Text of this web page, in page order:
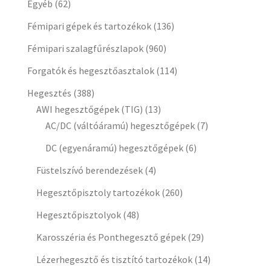
Egyéb (62)
Fémipari gépek és tartozékok (136)
Fémipari szalagfűrészlapok (960)
Forgatók és hegesztőasztalok (114)
Hegesztés (388)
AWI hegesztőgépek (TIG) (13)
AC/DC (váltóáramú) hegesztőgépek (7)
DC (egyenáramú) hegesztőgépek (6)
Füstelszívó berendezések (4)
Hegesztőpisztoly tartozékok (260)
Hegesztőpisztolyok (48)
Karosszéria és Ponthegesztő gépek (29)
Lézerhegesztő és tisztító tartozékok (14)